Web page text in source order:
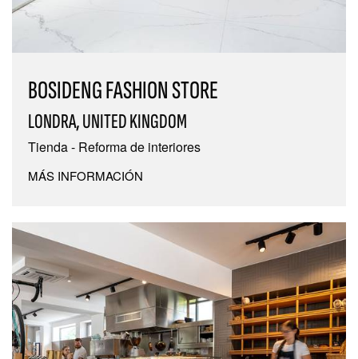
BOSIDENG FASHION STORE
LONDRA, UNITED KINGDOM
Tienda - Reforma de interiores
MÁS INFORMACIÓN